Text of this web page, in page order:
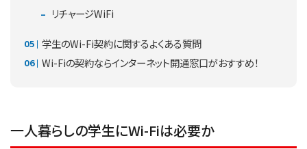
リチャージWiFi
学生のWi-Fi契約に関するよくある質問
Wi-Fiの契約ならインターネット開通窓口がおすすめ！
一人暮らしの学生にWi-Fiは必要か